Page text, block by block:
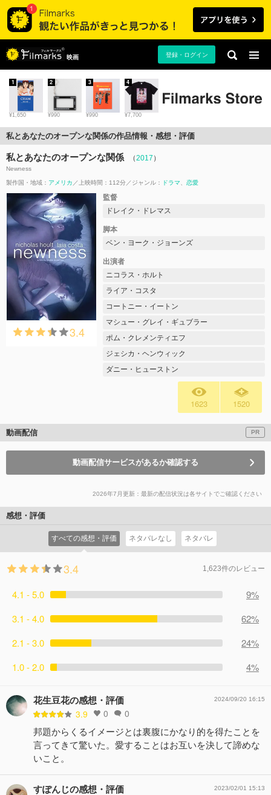
映画 登録・ログイン
¥1,650
1
¥990
2
¥990
3
¥7,700
4
私とあなたのオープンな関係の作品情報・感想・評価
私とあなたのオープンな関係 （2017 ）
Newness
製作国・地域： アメリカ 上映時間：112分 ジャンル： ドラマ 恋愛
3.4
監督
ドレイク・ドレマス
脚本
ベン・ヨーク・ジョーンズ
出演者
ニコラス・ホルト
ライア・コスタ
コートニー・イートン
マシュー・グレイ・ギュブラー
ポム・クレメンティエフ
ジェシカ・ヘンウィック
ダニー・ヒューストン
1623 1520
動画配信 PR
動画配信サービスがあるか確認する
2026年7月更新：最新の配信状況は各サイトでご確認ください
感想・評価
すべての感想・評価 ネタバレなし ネタバレ
3.4 1,623件のレビュー
4.1 - 5.0
9%
3.1 - 4.0
62%
2.1 - 3.0
24%
1.0 - 2.0
4%
花生豆花の感想・評価
3.9 0 0
2024/09/20 16:15
邦題からくるイメージとは裏腹にかなり的を得たことを
言ってきて驚いた。愛することはお互いを決して諦めな
いこと。
すぽんじの感想・評価 2023/02/01 15:13